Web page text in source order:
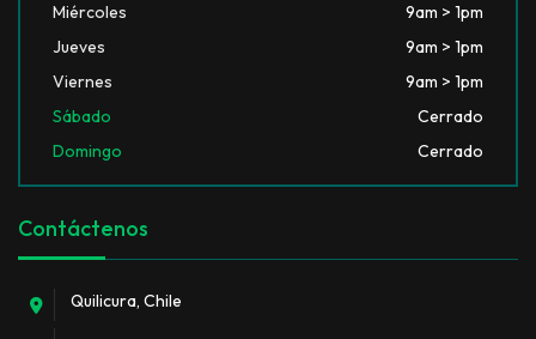
Miércoles
9am > 1pm
Jueves
9am > 1pm
Viernes
9am > 1pm
Sábado
Cerrado
Domingo
Cerrado
Contáctenos
Quilicura, Chile